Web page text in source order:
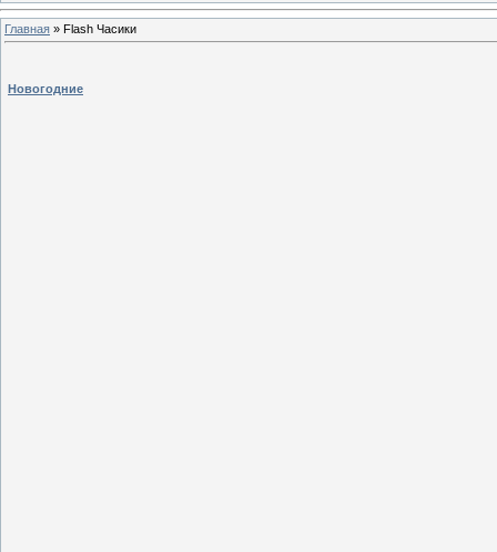
Главная » Flash Часики
Новогодние